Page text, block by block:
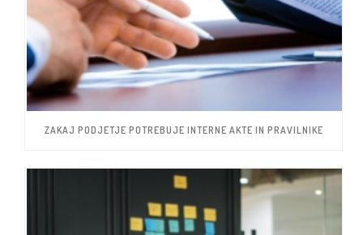
ZAKAJ PODJETJE POTREBUJE INTERNE AKTE IN PRAVILNIKE